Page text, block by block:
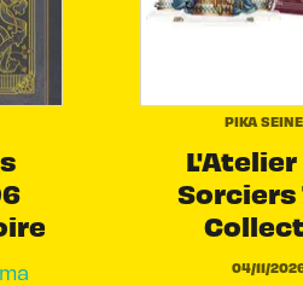
PIKA
L'Atelier
Sorciers
04/11/